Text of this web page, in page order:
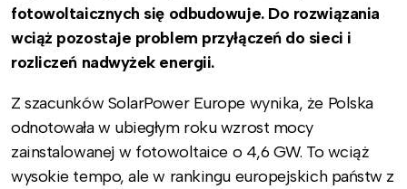
fotowoltaicznych się odbudowuje. Do rozwiązania
wciąż pozostaje problem przyłączeń do sieci i
rozliczeń nadwyżek energii.
Z szacunków SolarPower Europe wynika, że Polska
odnotowała w ubiegłym roku wzrost mocy
zainstalowanej w fotowoltaice o 4,6 GW. To wciąż
wysokie tempo, ale w rankingu europejskich państw z